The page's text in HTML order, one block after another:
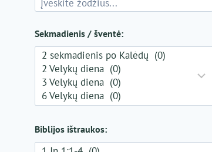
Sekmadienis / šventė:
Biblijos ištraukos: